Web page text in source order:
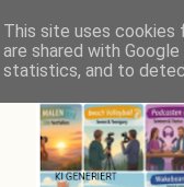
This site uses cookies
are shared with
statistics, and to